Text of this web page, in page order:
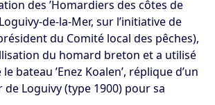
des ’Homardiers des côtes de
de-la-Mer, sur l’initiative de
du Comité local des pêches),
du homard breton et a utilisé
bateau ’Enez Koalen’, réplique d’un
Loguivy (type 1900) pour sa